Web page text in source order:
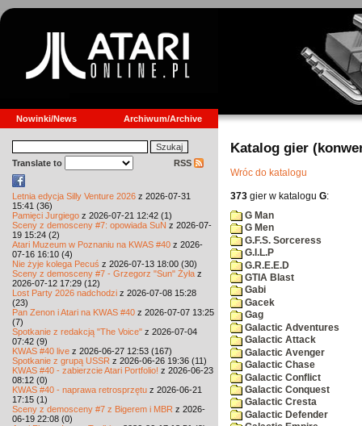
Nowinki/News Archiwum/Archive
Translate to RSS
Letnia edycja Silly Venture 2026 z 2026-07-31
15:41 (36)
Pamięci Jurgiego z 2026-07-21 12:42 (1)
Sceny z demosceny #7: opowiada SuN z 2026-07-
19 15:24 (2)
Atari Muzeum w Poznaniu na KWAS #40 z 2026-
07-16 16:10 (4)
Nie żyje kolega Pecuś z 2026-07-13 18:00 (30)
Sceny z demosceny #7 - Grzegorz "Sun" Żyła z
2026-07-12 17:29 (12)
Lost Party 2026 nadchodzi z 2026-07-08 15:28
(23)
Pan Zenon i Atari na KWAS #40 z 2026-07-07 13:25
(7)
Spotkanie z redakcją "The Voice" z 2026-07-04
07:42 (9)
KWAS #40 live z 2026-06-27 12:53 (167)
Spotkanie z grupą USSR z 2026-06-26 19:36 (11)
KWAS #40 - zabierzcie Atari Portfolio! z 2026-06-23
08:12 (0)
KWAS #40 - naprawa retrosprzętu z 2026-06-21
17:15 (1)
Sceny z demosceny #7 z Bigerem i MBR z 2026-
06-19 22:08 (0)
Katalog gier
Wróc do katalogu
373 gier w katalogu G:
G Man
G Men
G.F.S. Sorceress
G.I.L.P
G.R.E.E.D
GTIA Blast
Gabi
Gacek
Gag
Galactic Adventures
Galactic Attack
Galactic Avenger
Galactic Chase
Galactic Conflict
Galactic Conquest
Galactic Cresta
Galactic Defender